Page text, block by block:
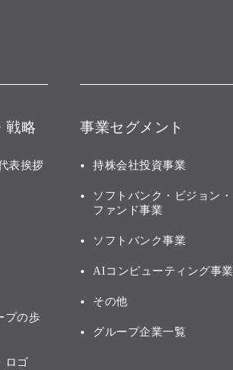
戦略
表挨拶
プの歩
ロゴ
事業セグメント
持株会社投資事業
ソフトバンク・ビジョン・
ファンド事業
ソフトバンク事業
AIコンピューティング事業
その他
グループ企業一覧